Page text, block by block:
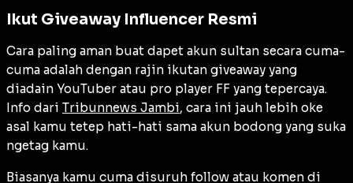
Ikut Giveaway Influencer Resmi
Cara paling aman buat dapet akun sultan secara cuma-
cuma adalah dengan rajin ikutan giveaway yang
diadain YouTuber atau pro player FF yang tepercaya.
Info dari Tribunnews Jambi, cara ini jauh lebih oke
asal kamu tetep hati-hati sama akun bodong yang suka
ngetag kamu.
Biasanya kamu cuma disuruh follow atau komen di